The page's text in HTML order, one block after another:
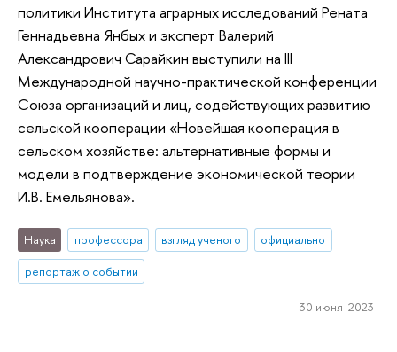
политики Института аграрных исследований Рената
Геннадьевна Янбых и эксперт Валерий
Александрович Сарайкин выступили на III
Международной научно-практической конференции
Союза организаций и лиц, содействующих развитию
сельской кооперации «Новейшая кооперация в
сельском хозяйстве: альтернативные формы и
модели в подтверждение экономической теории
И.В. Емельянова».
Наука профессора взгляд ученого
официально
репортаж о событии
30 июня 2023